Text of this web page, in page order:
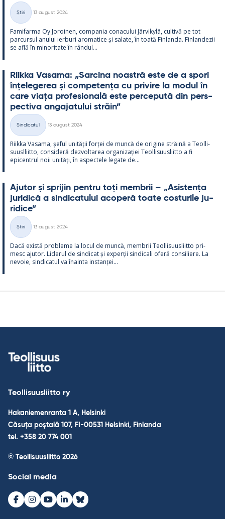
Categorii
Știri
13 august 2024
Fa­mi­farma Oy Jo­roi­nen, com­pa­nia co­nacu­lui Jär­vi­kylä, cul­tivă pe tot
parcur­sul anu­lui ier­buri aro­ma­tice și sa­late, în toată Fin­landa. Fin­lan­dezii
se află în mi­no­ri­tate în rân­dul...
Riikka Va­sama: „Sarcina noa­stră este de a spori
înțe­le­ge­rea și com­pe­tența cu pri­vire la mo­dul în
care viața pro­fe­sio­nală este perce­pută din pers­
pec­tiva an­ga­ja­tu­lui străin”
Categorii
Sindicatul
13 august 2024
Riikka Va­sama, șe­ful unității forței de muncă de ori­gine străină a Teol­li­
suusl­liitto, con­si­deră dez­vol­ta­rea or­ga­nizației Teol­li­suus­liitto a fi
epicent­rul noii unități, în as­pec­tele le­gate de...
Aju­tor și spri­jin pentru toți mem­brii – „Asis­tența
ju­ri­dică a sin­dica­tu­lui aco­peră toate cos­tu­rile ju­
ri­dice”
Categorii
Știri
13 august 2024
Dacă există probleme la locul de muncă, mem­brii Teol­li­suus­liitto pri­
mesc aju­tor. Li­de­rul de sin­dicat și ex­perții sin­dicali oferă con­si­liere. La
ne­voie, sin­dica­tul va înainta ins­tanței...
Teollisuusliitto ry
Hakaniemenranta 1 A, Helsinki
Căsuța poștală 107, FI-00531 Helsinki, Finlanda
tel. +358 20 774 001
© Teollisuusliitto 2026
Social media
Facebook
Instagram
Youtube
LinkedInBluesky